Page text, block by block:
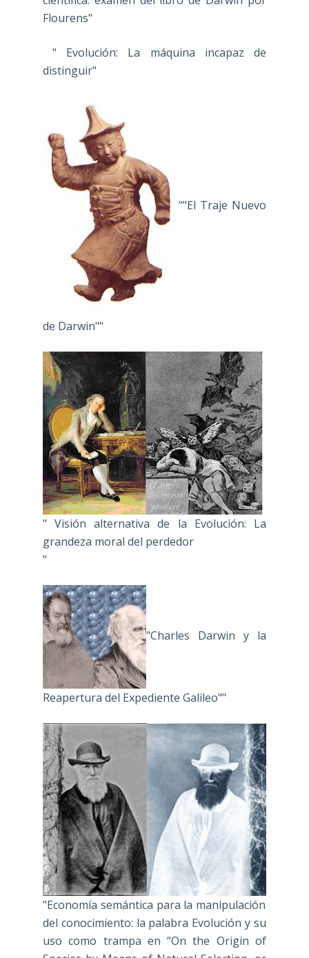
Flourens"
" Evolución: La máquina incapaz de
distinguir"
""El Traje Nuevo
de Darwin""
" Visión alternativa de la Evolución: La
grandeza moral del perdedor
"
"Charles Darwin y la
Reapertura del Expediente Galileo""
"Economía semántica para la manipulación
del conocimiento: la palabra Evolución y su
uso como trampa en “On the Origin of